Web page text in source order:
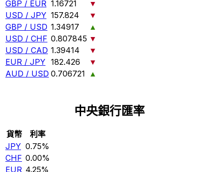
GBP / EUR 1.16721
▼
USD / JPY 157.824
▼
GBP / USD 1.34917
▲
USD / CHF 0.807845 ▼
USD / CAD 1.39414
▼
EUR / JPY 182.426
▼
AUD / USD 0.706721 ▲
中央銀行匯率
貨幣
利率
JPY 0.75%
CHF 0.00%
EUR 4.25%